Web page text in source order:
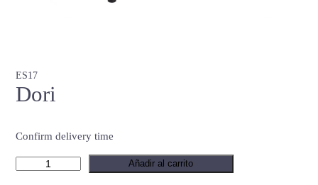
ES17
Dori
Confirm delivery time
Añadir al carrito